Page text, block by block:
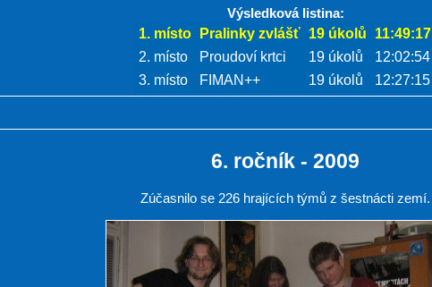
Výsledková listina:
1. místo
Pralinky zvlášť 19 úkolů
11:49:17
2. místo
Proudoví krtci 19 úkolů
12:02:54
3. místo
FIMAN++ 19 úkolů 12:27:15
6. ročník - 2009
Zúčasnilo se 226 hrajících týmů z šestnácti zemí.